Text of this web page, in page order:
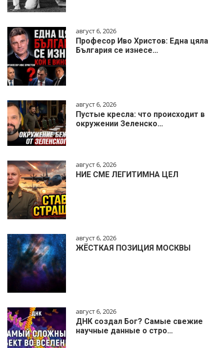
август 6, 2026
Професор Иво Христов: Една цяла
България се изнесе…
август 6, 2026
Пустые кресла: что происходит в
окружении Зеленско…
август 6, 2026
НИЕ СМЕ ЛЕГИТИМНА ЦЕЛ
август 6, 2026
ЖЁСТКАЯ ПОЗИЦИЯ МОСКВЫ
август 6, 2026
ДНК создал Бог? Самые свежие
научные данные о стро…